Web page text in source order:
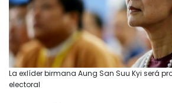
La exlíder birmana Aung San Suu Kyi será
electoral